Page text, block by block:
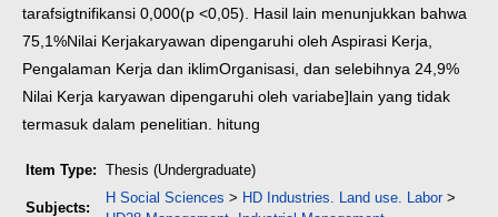
tarafsigtnifikansi 0,000(p <0,05). Hasil lain menunjukkan bahwa
75,1%Nilai Kerjakaryawan dipengaruhi oleh Aspirasi Kerja,
Pengalaman Kerja dan iklimOrganisasi, dan selebihnya 24,9%
Nilai Kerja karyawan dipengaruhi oleh variabe]lain yang tidak
termasuk dalam penelitian. hitung
Item Type: Thesis (Undergraduate)
Subjects:
H Social Sciences > HD Industries. Land use. Labor>